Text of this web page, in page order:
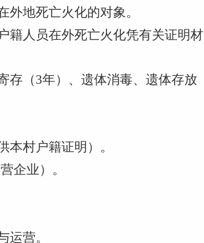
地死亡火化的对象。
籍人员在外死亡火化凭有关证明材
存（3年）、遗体消毒、遗体存放
村户籍证明）。
企业）。
运营。